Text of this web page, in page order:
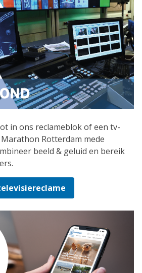
in ons reclameblok of een tv-
Rotterdam mede
beeld & geluid en bereik